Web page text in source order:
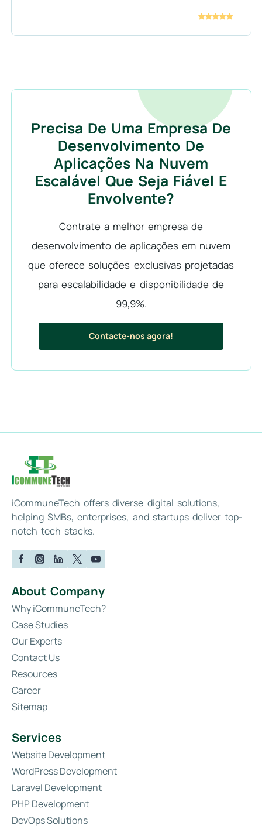
Precisa De Uma Empresa De
Desenvolvimento De
Aplicações Na Nuvem
Escalável Que Seja Fiável E
Envolvente?
Contrate a melhor empresa de
desenvolvimento de aplicações em nuvem
que oferece soluções exclusivas projetadas
para escalabilidade e disponibilidade de
99,9%.
Contacte-nos agora!
iCommuneTech offers diverse digital solutions,
helping SMBs, enterprises, and startups deliver top-
notch tech stacks.
About Company
Why iCommuneTech?
Case Studies
Our Experts
Contact Us
Resources
Career
Sitemap
Services
Website Development
WordPress Development
Laravel Development
PHP Development
DevOps Solutions